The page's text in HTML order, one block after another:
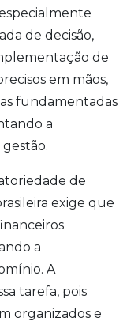
de decisão,
de
em mãos,
fundamentadas
a
de
exige que
a
A
tarefa, pois
organizados e